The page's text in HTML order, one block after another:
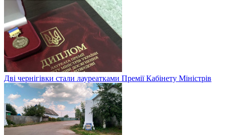
Дві чернігівки стали лауреатками Премії Кабінету Міністрів